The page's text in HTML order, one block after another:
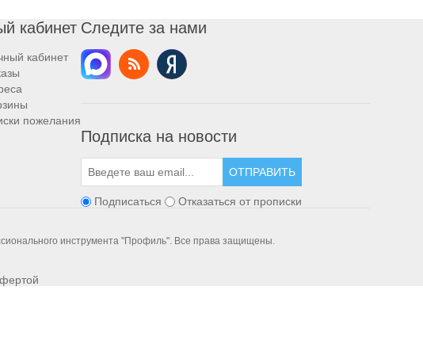
кабинет
кабинет
пожелания
Следите за нами
Подписка на новости
ОТПРАВИТЬ
Подписаться Отказаться от прописки
инструмента "Профиль". Все права защищены.